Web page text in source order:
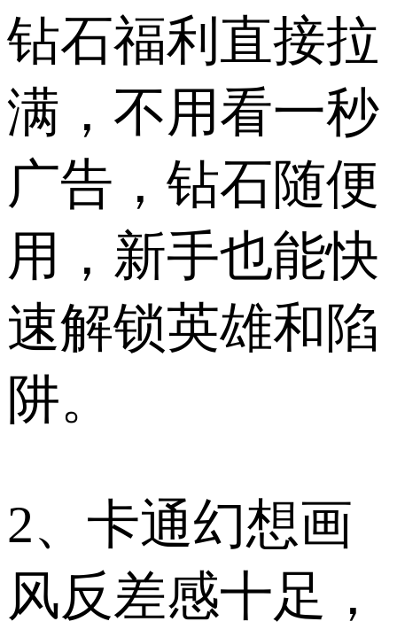
钻石福利直接拉
满，不用看一秒
广告，钻石随便
用，新手也能快
速解锁英雄和陷
阱。
2、卡通幻想画
风反差感十足，